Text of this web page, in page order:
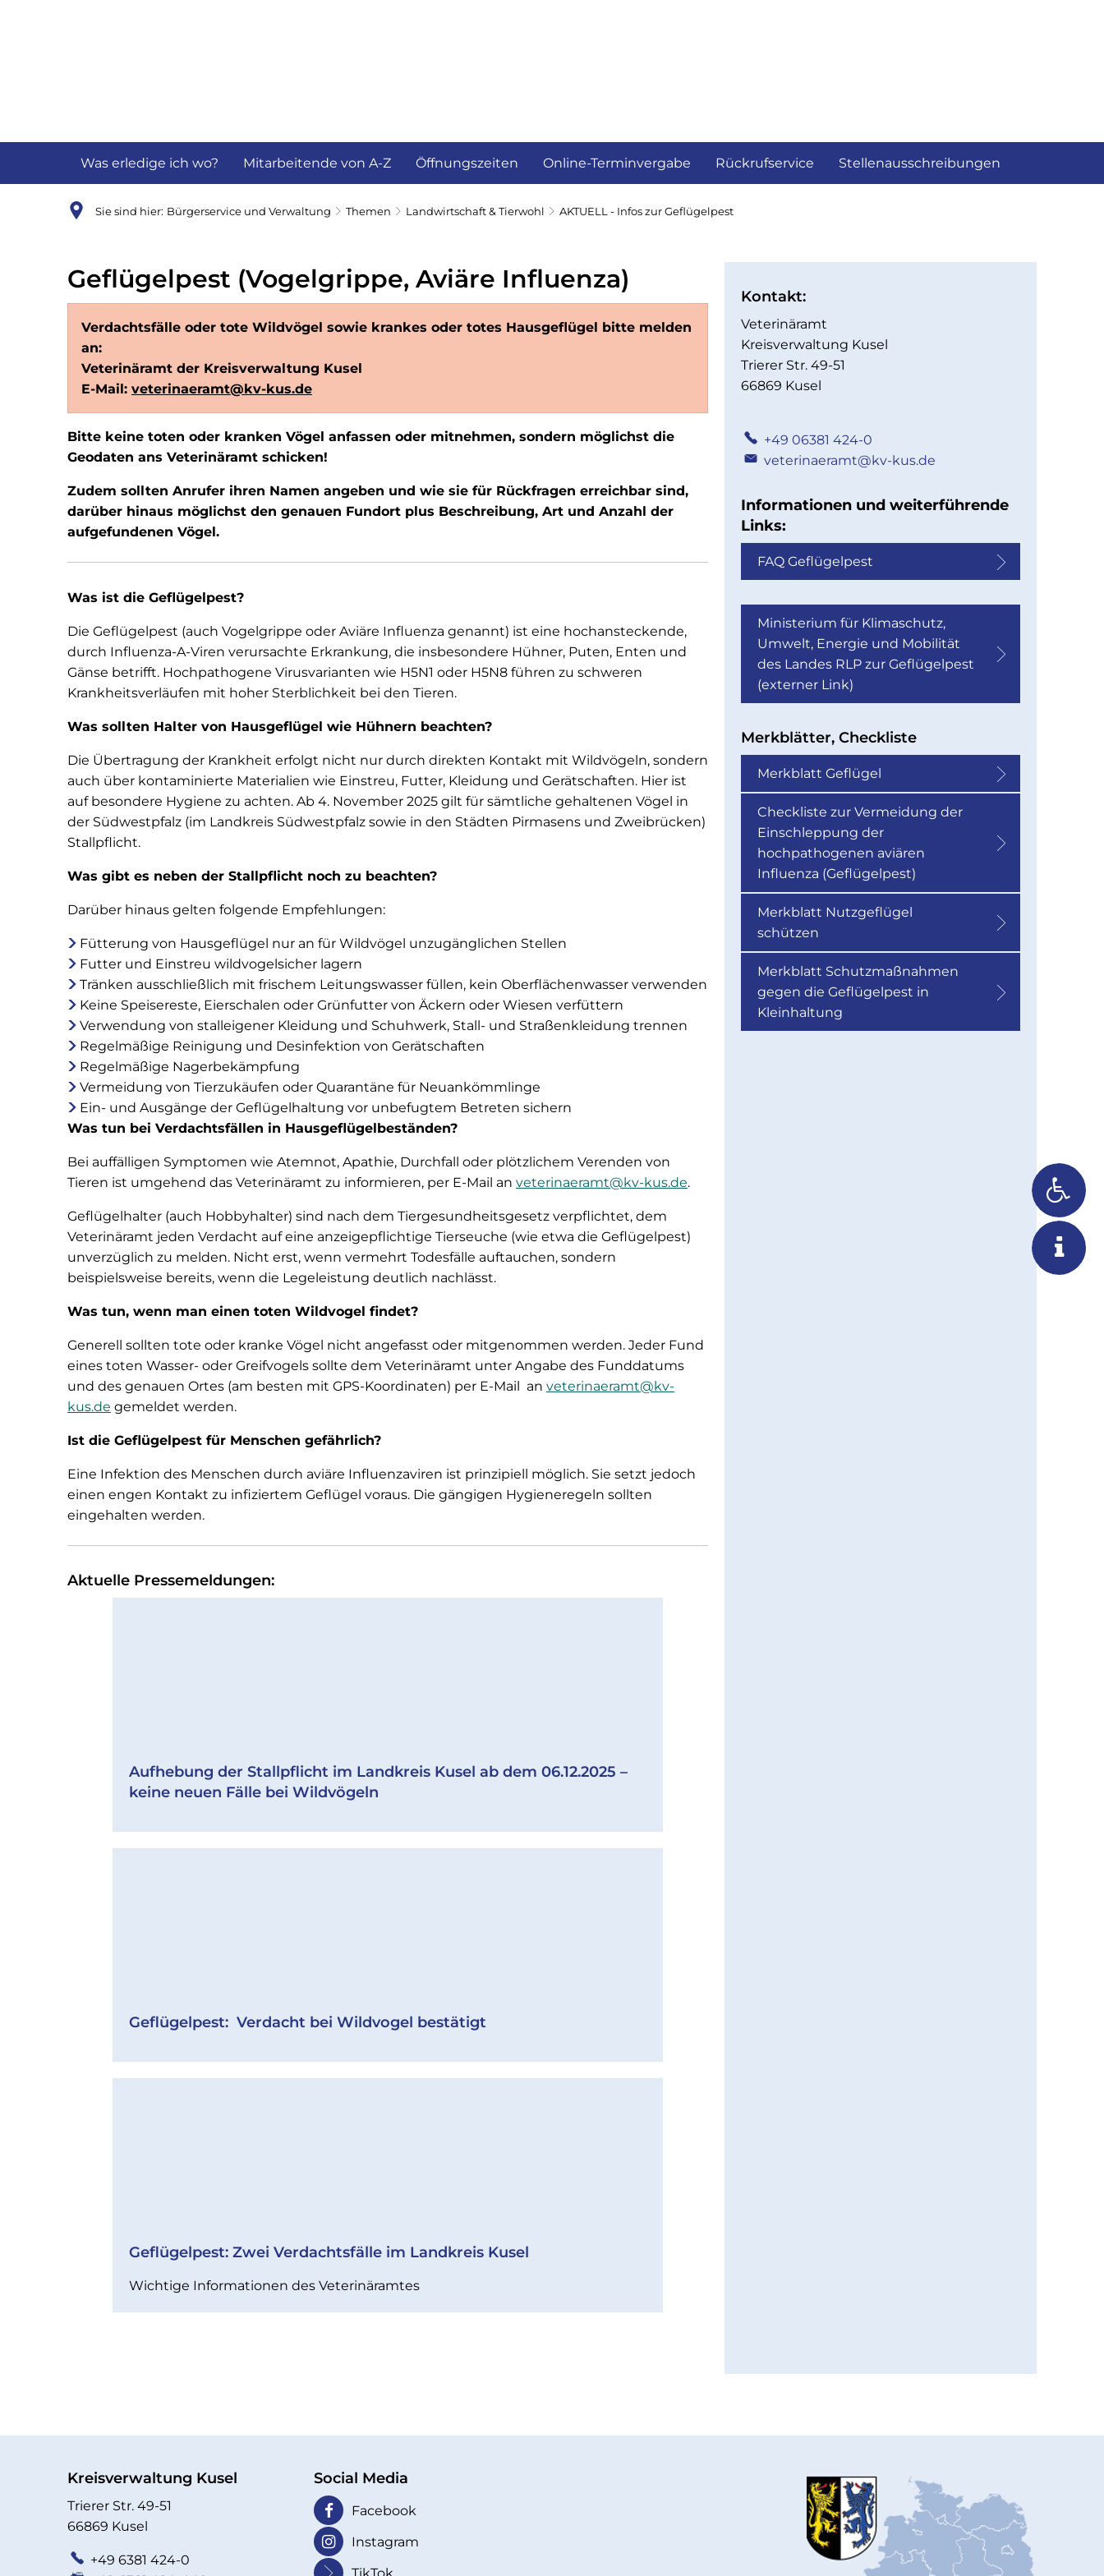
Was erledige ich wo? Mitarbeitende von A-Z Öffnungszeiten Online-Terminvergabe Rückrufservice Stellenausschreibungen
Sie sind hier: Bürgerservice und Verwaltung Themen Landwirtschaft & Tierwohl AKTUELL - Infos zur Geflügelpest
Geflügelpest (Vogelgrippe, Aviäre Influenza)
Verdachtsfälle oder tote Wildvögel sowie krankes oder totes Hausgeflügel bitte melden
an:
Veterinäramt der Kreisverwaltung Kusel
E-Mail: veterinaeramt@kv-kus.de
Bitte keine toten oder kranken Vögel anfassen oder mitnehmen, sondern möglichst die
Geodaten ans Veterinäramt schicken!
Zudem sollten Anrufer ihren Namen angeben und wie sie für Rückfragen erreichbar sind,
darüber hinaus möglichst den genauen Fundort plus Beschreibung, Art und Anzahl der
aufgefundenen Vögel.
Was ist die Geflügelpest?
Die Geflügelpest (auch Vogelgrippe oder Aviäre Influenza genannt) ist eine hochansteckende,
durch Influenza-A-Viren verursachte Erkrankung, die insbesondere Hühner, Puten, Enten und
Gänse betrifft. Hochpathogene Virusvarianten wie H5N1 oder H5N8 führen zu schweren
Krankheitsverläufen mit hoher Sterblichkeit bei den Tieren.
Was sollten Halter von Hausgeflügel wie Hühnern beachten?
Die Übertragung der Krankheit erfolgt nicht nur durch direkten Kontakt mit Wildvögeln, sondern
auch über kontaminierte Materialien wie Einstreu, Futter, Kleidung und Gerätschaften. Hier ist
auf besondere Hygiene zu achten. Ab 4. November 2025 gilt für sämtliche gehaltenen Vögel in
der Südwestpfalz (im Landkreis Südwestpfalz sowie in den Städten Pirmasens und Zweibrücken)
Stallpflicht.
Was gibt es neben der Stallpflicht noch zu beachten?
Darüber hinaus gelten folgende Empfehlungen:
Fütterung von Hausgeflügel nur an für Wildvögel unzugänglichen Stellen
Futter und Einstreu wildvogelsicher lagern
Tränken ausschließlich mit frischem Leitungswasser füllen, kein Oberflächenwasser verwenden
Keine Speisereste, Eierschalen oder Grünfutter von Äckern oder Wiesen verfüttern
Verwendung von stalleigener Kleidung und Schuhwerk, Stall- und Straßenkleidung trennen
Regelmäßige Reinigung und Desinfektion von Gerätschaften
Regelmäßige Nagerbekämpfung
Vermeidung von Tierzukäufen oder Quarantäne für Neuankömmlinge
Ein- und Ausgänge der Geflügelhaltung vor unbefugtem Betreten sichern
Was tun bei Verdachtsfällen in Hausgeflügelbeständen?
Bei auffälligen Symptomen wie Atemnot, Apathie, Durchfall oder plötzlichem Verenden von
Tieren ist umgehend das Veterinäramt zu informieren, per E-Mail an veterinaeramt@kv-kus.de.
Geflügelhalter (auch Hobbyhalter) sind nach dem Tiergesundheitsgesetz verpflichtet, dem
Veterinäramt jeden Verdacht auf eine anzeigepflichtige Tierseuche (wie etwa die Geflügelpest)
unverzüglich zu melden. Nicht erst, wenn vermehrt Todesfälle auftauchen, sondern
beispielsweise bereits, wenn die Legeleistung deutlich nachlässt.
Was tun, wenn man einen toten Wildvogel findet?
Generell sollten tote oder kranke Vögel nicht angefasst oder mitgenommen werden. Jeder Fund
eines toten Wasser- oder Greifvogels sollte dem Veterinäramt unter Angabe des Funddatums
und des genauen Ortes (am besten mit GPS-Koordinaten) per E-Mail an veterinaeramt@kv-
kus.de gemeldet werden.
Ist die Geflügelpest für Menschen gefährlich?
Eine Infektion des Menschen durch aviäre Influenzaviren ist prinzipiell möglich. Sie setzt jedoch
einen engen Kontakt zu infiziertem Geflügel voraus. Die gängigen Hygieneregeln sollten
eingehalten werden.
Aktuelle Pressemeldungen:
Aufhebung der Stallpflicht im Landkreis Kusel ab dem 06.12.2025 –
keine neuen Fälle bei Wildvögeln
Geflügelpest: Verdacht bei Wildvogel bestätigt
Geflügelpest: Zwei Verdachtsfälle im Landkreis Kusel
Wichtige Informationen des Veterinäramtes
Kontakt:
Veterinäramt
Kreisverwaltung Kusel
Trierer Str. 49-51
66869 Kusel
+49 06381 424-0
veterinaeramt@kv-kus.de
Informationen und weiterführende
Links:
FAQ Geflügelpest
Ministerium für Klimaschutz,
Umwelt, Energie und Mobilität
des Landes RLP zur Geflügelpest
(externer Link)
Merkblätter, Checkliste
Merkblatt Geflügel
Checkliste zur Vermeidung der
Einschleppung der
hochpathogenen aviären
Influenza (Geflügelpest)
Merkblatt Nutzgeflügel
schützen
Merkblatt Schutzmaßnahmen
gegen die Geflügelpest in
Kleinhaltung
Kreisverwaltung Kusel
Trierer Str. 49-51
66869 Kusel
+49 6381 424-0
Social Media
Facebook
Instagram
TikTok